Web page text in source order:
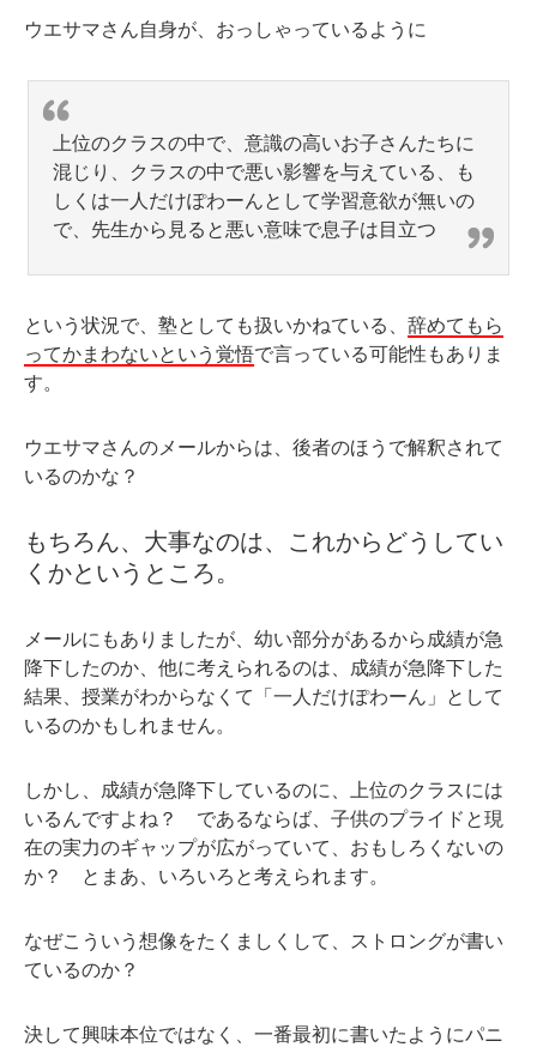
ウエサマさん自身が、おっしゃっているように
上位のクラスの中で、意識の高いお子さんたちに
混じり、クラスの中で悪い影響を与えている、も
しくは一人だけぽわーんとして学習意欲が無いの
で、先生から見ると悪い意味で息子は目立つ
という状況で、塾としても扱いかねている、 辞めてもら
ってかまわないという覚悟で言っている可能性もありま
す。
ウエサマさんのメールからは、後者のほうで解釈されて
いるのかな？
もちろん、大事なのは、これからどうしてい
くかというところ。
メールにもありましたが、幼い部分があるから成績が急
降下したのか、他に考えられるのは、成績が急降下した
結果、授業がわからなくて「一人だけぽわーん」として
いるのかもしれません。
しかし、成績が急降下しているのに、上位のクラスには
いるんですよね？ であるならば、子供のプライドと現
在の実力のギャップが広がっていて、おもしろくないの
か？ とまあ、いろいろと考えられます。
なぜこういう想像をたくましくして、ストロングが書い
ているのか？
決して興味本位ではなく、一番最初に書いたようにパニ